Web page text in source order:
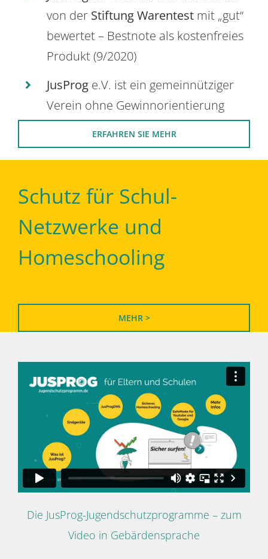
von der Stiftung Warentest mit „gut“
bewertet – Bestnote als kostenfreies
Produkt (9/2020)
JusProg e.V. ist ein gemeinnütziger
Verein ohne Gewinnorientierung
ERFAHREN SIE MEHR
Schutz für Schul-
Netzwerke und
Homeschooling
MEHR >
Die JusProg-Jugendschutzprogramme – zum
Video in Gebärdensprache